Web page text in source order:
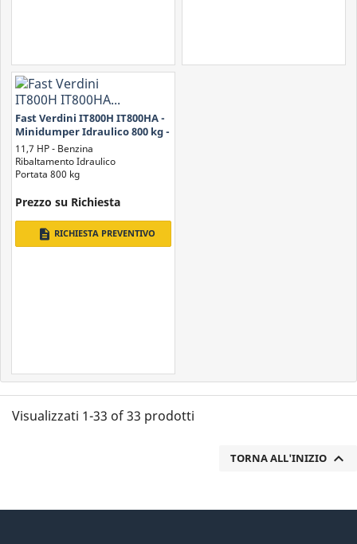
Fast Verdini IT800H IT800HA -
Minidumper Idraulico 800 kg -
Con Pedana/ Scarico Alto
11,7 HP - Benzina
Ribaltamento Idraulico
Portata 800 kg
Prezzo su Richiesta
description RICHIESTA PREVENTIVO
Visualizzati 1-33 of 33 prodotti
TORNA ALL'INIZIO 